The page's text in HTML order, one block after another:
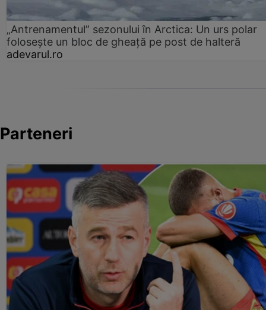
„Antrenamentul” sezonului în Arctica: Un urs polar
folosește un bloc de gheață pe post de halteră
adevarul.ro
Parteneri